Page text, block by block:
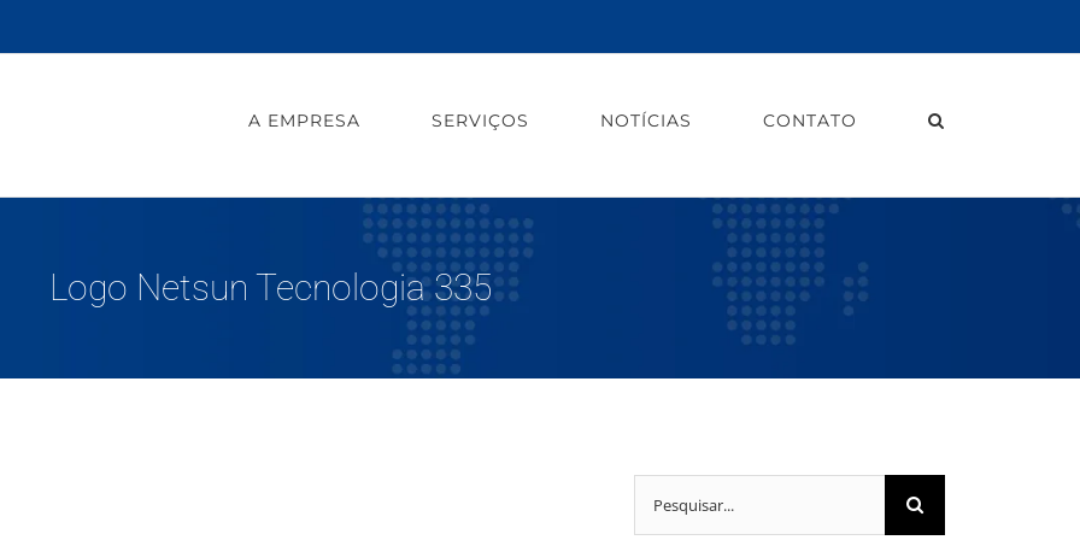
A EMPRESA SERVIÇOS NOTÍCIAS CONTATO
Logo Netsun Tecnologia 335